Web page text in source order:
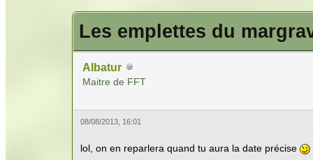
Les emplettes du
Albatur
Maitre de FFT
08/08/2013, 16:01
lol, on en reparlera quand tu aura la date précise